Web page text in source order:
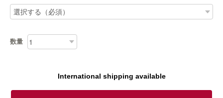
数量
International shipping available